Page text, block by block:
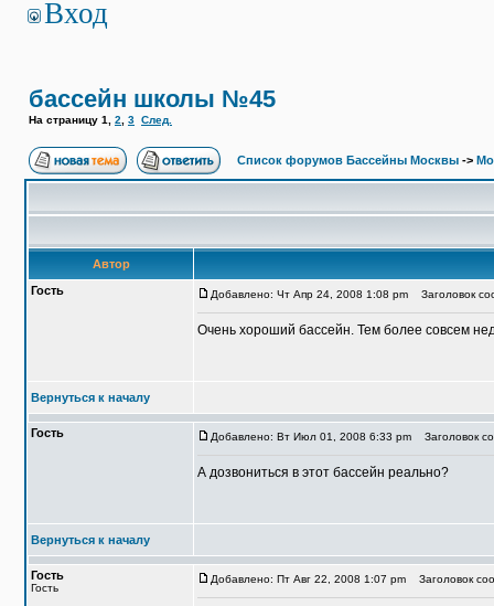
Вход
бассейн школы №45
На страницу 1 2 3 След.
Список форумов Бассейны Москвы ->
Автор
Гость
Добавлено: Чт Апр 24, 2008 1:08 pm Заголовок
Очень хороший бассейн. Тем более совсем
Вернуться к началу
Гость Добавлено: Вт Июл 01, 2008 6:33 pm Заголовок
А дозвониться в этот бассейн реально?
Вернуться к началу
Гость
Гость
Добавлено: Пт Авг 22, 2008 1:07 pm Заголовок